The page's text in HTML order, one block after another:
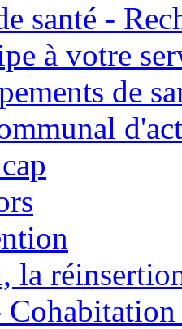
santé -
à votre
de
la